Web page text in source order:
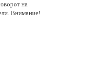
на
Внимание!